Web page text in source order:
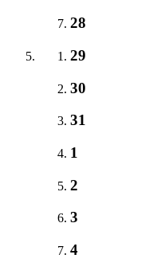
28
29
30
31
1
2
3
4